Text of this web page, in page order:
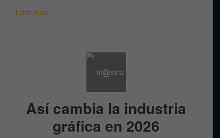
Leer más
Así cambia la industria
gráfica en 2026